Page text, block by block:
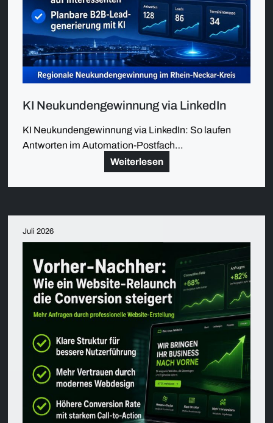
KI Neukundengewinnung via LinkedIn
KI Neukundengewinnung via LinkedIn: So laufen
Antworten im Automation-Postfach…
Weiterlesen
Juli 2026